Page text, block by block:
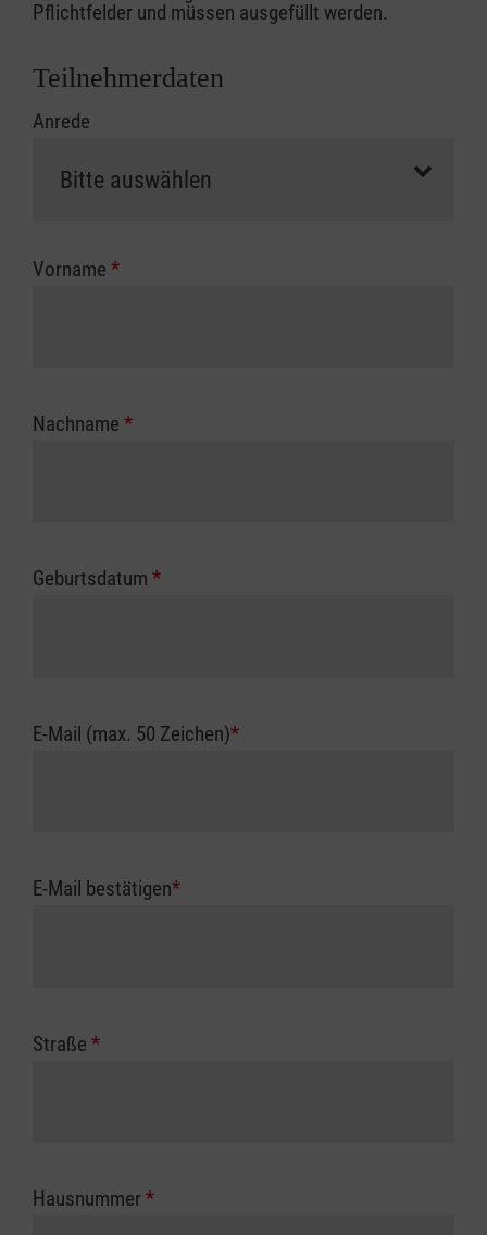
Ihrer Berufsgenossenschaft / Unfallkasse
Abrechnungsunterlagen spätestens zu
erfolgt eine Abrechnung der vollen Kursgebühr
Die notwendigen Formulare für die
zuständigen Berufsgenossenschaft oder
Pflichtfelder und müssen ausgefüllt werden.
Teilnehmerdaten
Anrede
Vorname *
Nachname *
Geburtsdatum *
E-Mail (max. 50 Zeichen)*
E-Mail bestätigen*
Straße *
Hausnummer *